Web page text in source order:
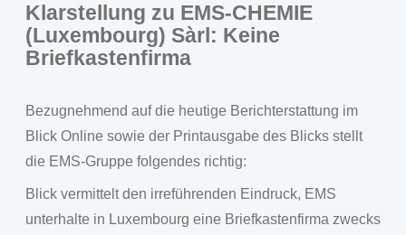
Klarstellung zu EMS-CHEMIE
(Luxembourg) Sàrl: Keine
Briefkastenfirma
Bezugnehmend auf die heutige Berichterstattung im
Blick Online sowie der Printausgabe des Blicks stellt
die EMS-Gruppe folgendes richtig:
Blick vermittelt den irreführenden Eindruck, EMS
unterhalte in Luxembourg eine Briefkastenfirma zwecks